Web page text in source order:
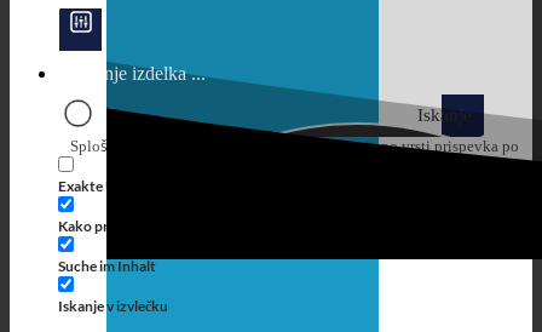
Iskanje
Splošni filtri
Exakte Übereinstimmung
Kako priti do naslova
Suche im Inhalt
Iskanje v izvlečku
Filtriranje po vrsti prispevka po